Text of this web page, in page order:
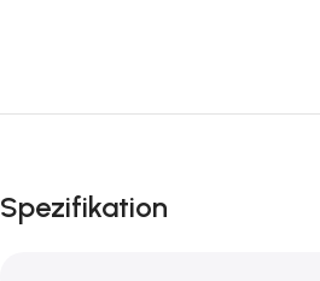
Spezifikation